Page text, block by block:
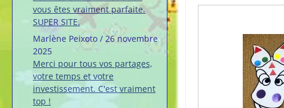
vous êtes vraiment parfaite.
SUPER SITE.
Marlène Peixoto / 26 novembre
2025
Merci pour tous vos partages,
votre temps et votre
investissement. C'est vraiment
top !